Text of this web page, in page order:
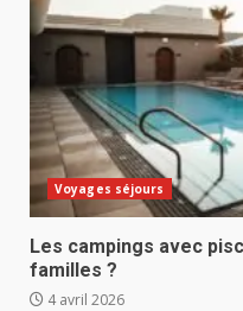
Voyages séjours
Les campings avec
familles ?
4 avril 2026